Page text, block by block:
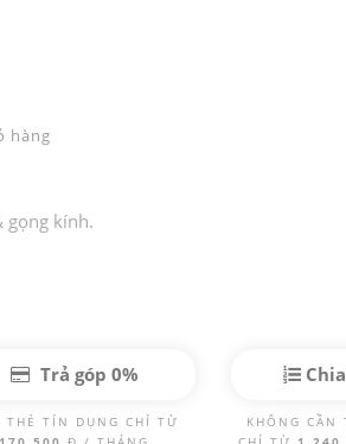
hàng
gọng kính.
Trả góp 0%
THẺ TÍN DỤNG CHỈ TỪ
KHÔNG CẦN